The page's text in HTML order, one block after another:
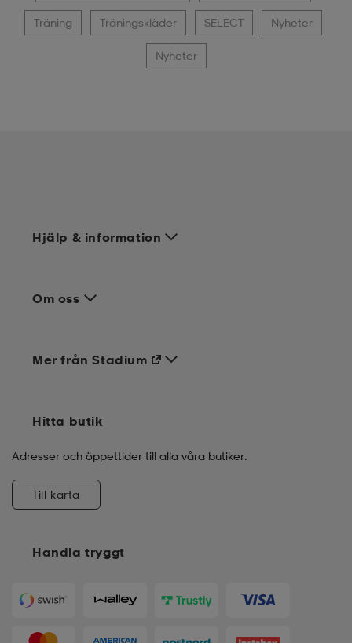
Träning Träningskläder SELECT Nyheter
Nyheter
Hjälp & information
Om oss
Handla tryggt
Mer från Stadium
Hitta butik
Adresser och öppettider till alla våra butiker.
Till karta